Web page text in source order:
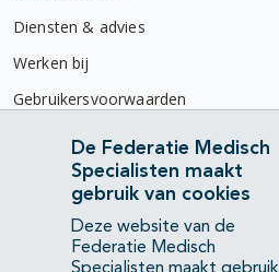
Diensten & advies
Werken bij
Gebruikersvoorwaarden
Privacyverklaring
Contact
Mercatorlaan 1200
3528 BL Utrecht
De Federatie Medisch
Specialisten maakt
gebruik van cookies
Deze website van de
Federatie Medisch